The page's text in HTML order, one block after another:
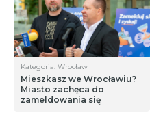
Kategoria: Wrocław
Mieszkasz we Wrocławiu?
Miasto zachęca do
zameldowania się